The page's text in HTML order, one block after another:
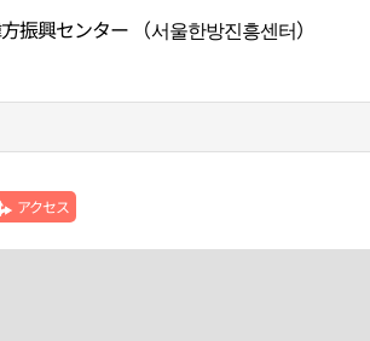
振興センター （서울한방진흥센터）
アクセス